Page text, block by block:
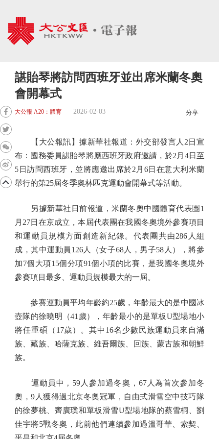
諶貽琴將訪問西班牙並出席米蘭冬奧
會開幕式
大公報 A20：體育 2026-02-03 分享
【大公報訊】據新華社報道：外交部發言人2日宣
布：國務委員諶貽琴將應西班牙政府邀請，於2月4日至
5日訪問西班牙，並將應邀出席於2月6日在意大利米蘭
舉行的第25屆冬季奧林匹克運動會開幕式等活動。
另據新華社日前報道，米蘭冬奧中國體育代表團1
月27日在京成立，本屆代表團在我國冬奧境外參賽項目
和運動員規模方面創造新紀錄。代表團共由286人組
成，其中運動員126人（女子68人，男子58人），將參
加7個大項15個分項91個小項的比賽，是我國冬奧境外
參賽項目最多、運動員規模最大的一屆。
參賽運動員平均年齡約25歲，年齡最大的是中國冰
壺隊的徐曉明（41歲），年齡最小的是單板U型場地小
將任重碩（17歲）。其中16名少數民族運動員來自滿
族、藏族、哈薩克族、維吾爾族、回族、蒙古族和朝鮮
族。
運動員中，59人參加過冬奧，67人為首次參加冬
奧，9人獲得過北京冬奧冠軍，自由式滑雪空中技巧隊
的徐夢桃、齊廣璞和單板滑雪U型場地隊的蔡雪桐、劉
佳宇將5戰冬奧，此前他們連續參加過溫哥華、索契、